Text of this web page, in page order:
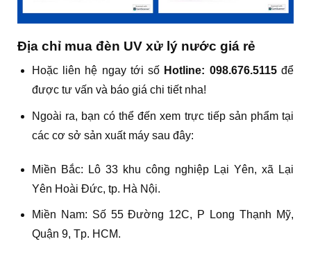
Địa chỉ mua đèn UV xử lý nước giá rẻ
Hoặc liên hệ ngay tới số Hotline: 098.676.5115để
được tư vấn và báo giá chi tiết nha!
Ngoài ra, bạn có thể đến xem trực tiếp sản phẩm tại
các cơ sở sản xuất máy sau đây:
Miền Bắc: Lô 33 khu công nghiệp Lại Yên, xã Lại
Yên Hoài Đức, tp. Hà Nội.
Miền Nam: Số 55 Đường 12C, P Long Thạnh Mỹ,
Quận 9, Tp. HCM.